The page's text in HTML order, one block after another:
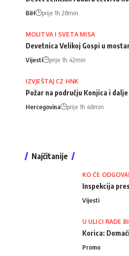
BiH prije 1h 28min
MOLITVA I SVETA MISA
Devetnica Velikoj Gospi u
Vijesti prije 1h 42min
IZVJEŠTAJ CZ HNK
Požar na području Konjica i
Hercegovina prije 1h 48min
Najčitanije
KO ĆE
Inspekcija
Vijesti
U ULICI RADE
Korica:
Promo